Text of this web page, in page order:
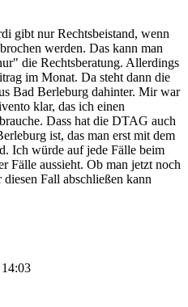
gibt nur Rechtsbeistand, wenn
werden. Das kann man
die Rechtsberatung. Allerdings
im Monat. Da steht dann die
Bad Berleburg dahinter. Mir war
klar, das ich einen
Dass hat die DTAG auch
ist, das man erst mit dem
Ich würde auf jede Fälle beim
Fälle aussieht. Ob man jetzt noch
Fall abschließen kann